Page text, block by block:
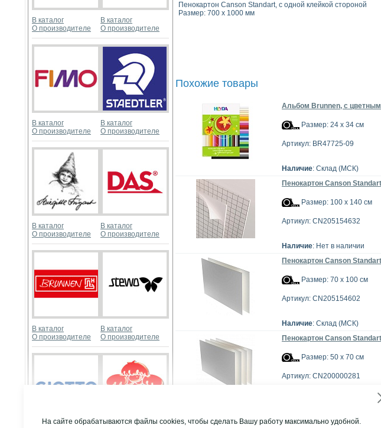
В каталог
О производителе
В каталог
О производителе
В каталог
О производителе
В каталог
О производителе
В каталог
О производителе
В каталог
О производителе
В каталог
О производителе
В каталог
О производителе
Развернуть
Пенокартон Canson Standart, с одной клейкой стороной
Размер: 700 x 1000 мм
Похожие товары
Альбом Brunnen, с цветным
Размер: 24 х 34 см
Артикул: BR47725-09
Наличие: Склад (МСК)
Пенокартон Canson
Размер: 100 x 140 см
Артикул: CN205154632
Наличие: Нет в наличии
Пенокартон Canson
Размер: 70 x 100 см
Артикул: CN205154602
Наличие: Склад (МСК)
Пенокартон Canson
Размер: 50 x 70 см
Артикул: CN200000281
На сайте обрабатываются файлы cookies, чтобы сделать Вашу работу максимально удобной.